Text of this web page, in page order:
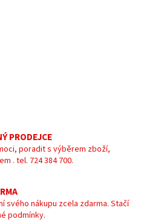
PRODEJCE
poradit s výběrem zboží,
. tel. 724 384 700.
svého nákupu zcela zdarma. Stačí
podmínky.